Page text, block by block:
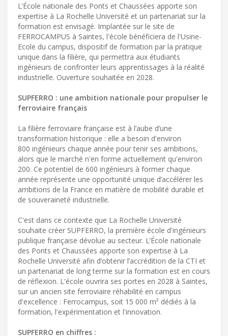
L’École nationale des Ponts et Chaussées apporte son
expertise à La Rochelle Université et un partenariat sur la
formation est envisagé. Implantée sur le site de
FERROCAMPUS à Saintes, l'école bénéficiera de l'Usine-
Ecole du campus, dispositif de formation par la pratique
unique dans la filière, qui permettra aux étudiants
ingénieurs de confronter leurs apprentissages à la réalité
industrielle. Ouverture souhaitée en 2028.
SUPFERRO : une ambition nationale pour propulser le
ferroviaire français
La filière ferroviaire française est à l’aube d’une
transformation historique : elle a besoin d'environ
800 ingénieurs chaque année pour tenir ses ambitions,
alors que le marché n'en forme actuellement qu'environ
200. Ce potentiel de 600 ingénieurs à former chaque
année représente une opportunité unique d’accélérer les
ambitions de la France en matière de mobilité durable et
de souveraineté industrielle.
C'est dans ce contexte que La Rochelle Université
souhaite créer SUPFERRO, la première école d'ingénieurs
publique française dévolue au secteur. L’École nationale
des Ponts et Chaussées apporte son expertise à La
Rochelle Université afin d’obtenir l’accrédition de la CTI et
un partenariat de long terme sur la formation est en cours
de réflexion. L'école ouvrira ses portes en 2028 à Saintes,
sur un ancien site ferroviaire réhabilité en campus
d'excellence : Ferrocampus, soit 15 000 m² dédiés à la
formation, l'expérimentation et l'innovation.
SUPFERRO en chiffres :